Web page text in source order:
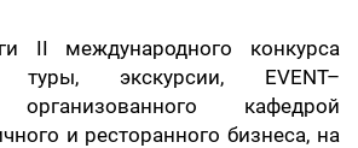
II международного конкурса
туры, экскурсии, EVENT–
организованного кафедрой
и ресторанного бизнеса, на